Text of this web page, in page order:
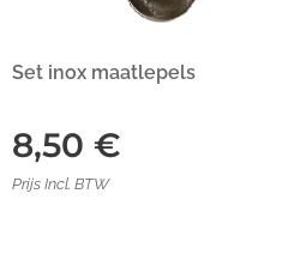
Set inox maatlepels
8,50 €
Prijs Incl. BTW